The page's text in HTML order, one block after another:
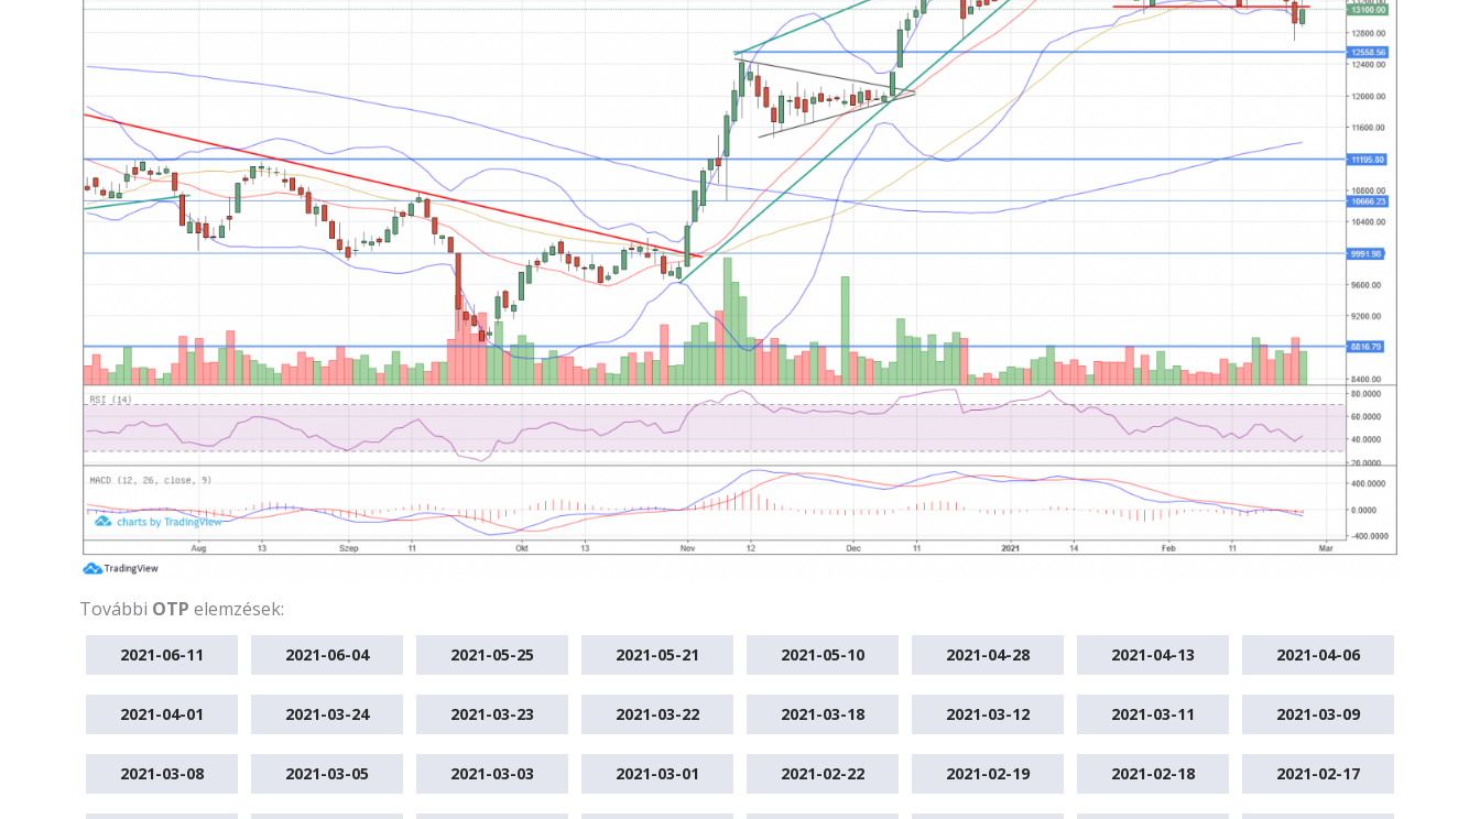
További OTP elemzések:
2021-06-11 2021-06-04 2021-05-25 2021-05-21 2021-05-10 2021-04-28 2021-04-13 2021-04-06
2021-04-01 2021-03-24 2021-03-23 2021-03-22 2021-03-18 2021-03-12 2021-03-11 2021-03-09
2021-03-08 2021-03-05 2021-03-03 2021-03-01 2021-02-22 2021-02-19 2021-02-18 2021-02-17